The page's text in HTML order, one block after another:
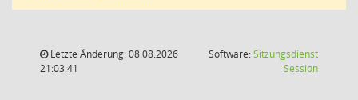
Letzte Änderung: 08.08.2026
21:03:41
Software:Sitzungsdienst
Session(Wird in